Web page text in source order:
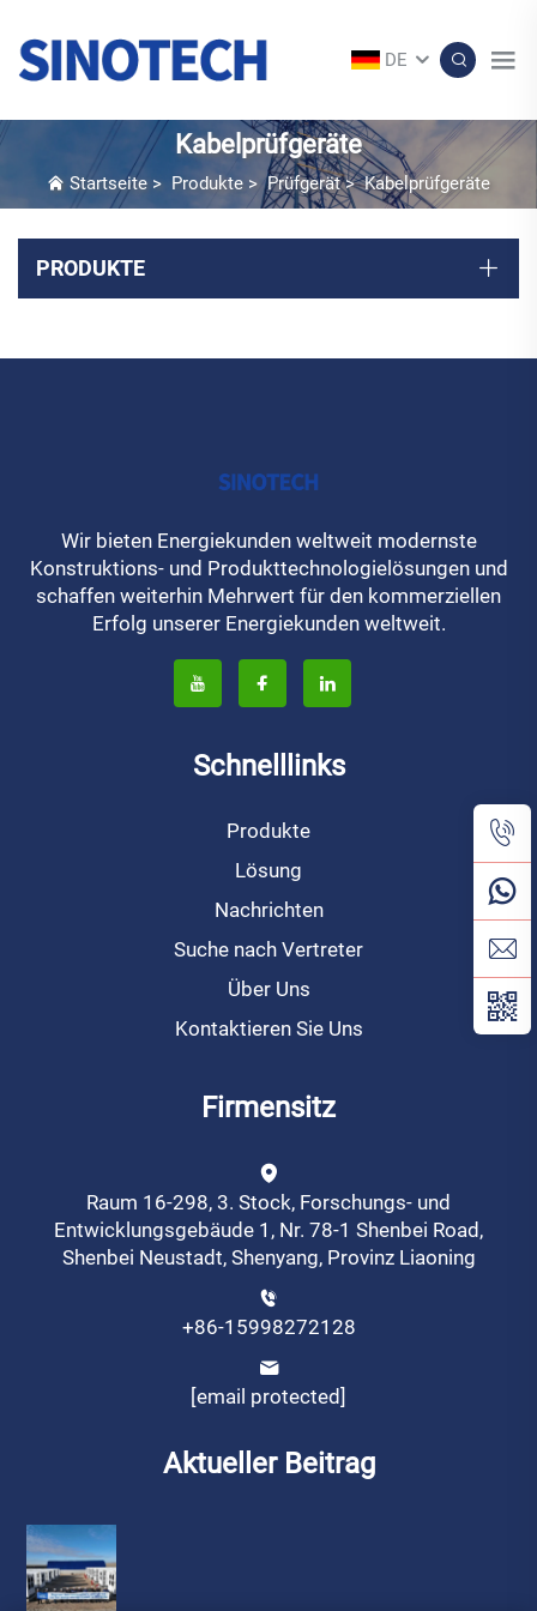
DE
Kabelprüfgeräte
Startseite > Produkte >Prüfgerät>Kabelprüfgeräte
PRODUKTE
Wir bieten Energiekunden weltweit modernste
Konstruktions- und Produkttechnologielösungen und
schaffen weiterhin Mehrwert für den kommerziellen
Erfolg unserer Energiekunden weltweit.
Schnelllinks
Produkte
Lösung
Nachrichten
Suche nach Vertreter
Über Uns
Kontaktieren Sie Uns
Firmensitz
Raum 16-298, 3. Stock, Forschungs- und
Entwicklungsgebäude 1, Nr. 78-1 Shenbei Road,
Shenbei Neustadt, Shenyang, Provinz Liaoning
+86-15998272128
[email protected]
Aktueller Beitrag